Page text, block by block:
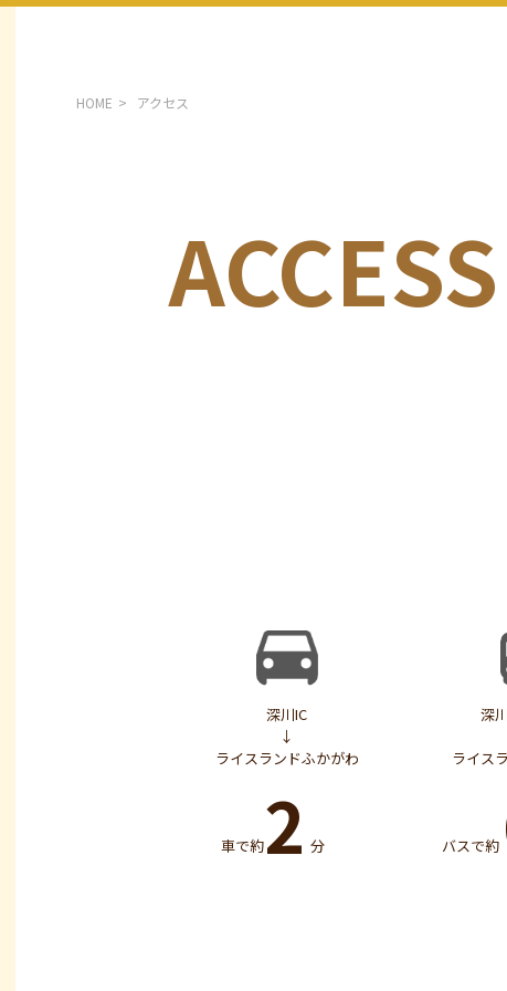
HOME アクセス
ACCESS
深川IC
↓
ライスランドふかがわ
車で約2 分
深
ライス
バスで約